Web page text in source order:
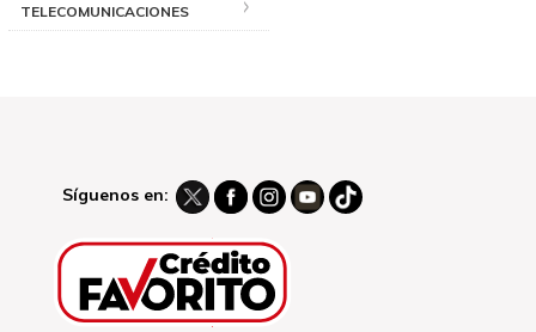
TELECOMUNICACIONES
Síguenos en: